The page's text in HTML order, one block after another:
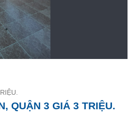
QUẬN 3 GIÁ 3 TRIỆU.